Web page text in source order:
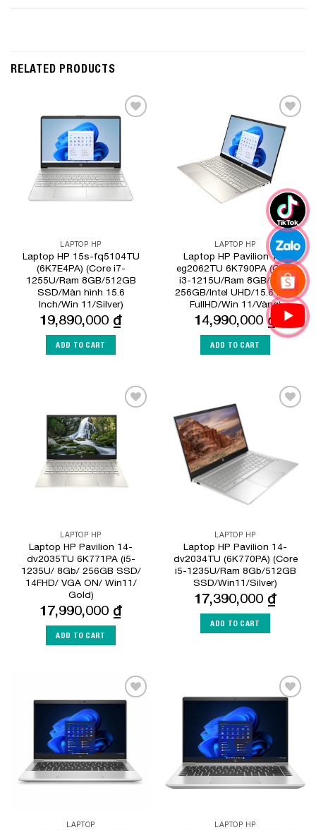
RELATED PRODUCTS
LAPTOP HP
Laptop HP 15s-fq5104TU
(6K7E4PA) (Core i7-
1255U/Ram 8GB/512GB
SSD/Màn hình 15.6
Inch/Win 11/Silver)
19,890,000 ₫
ADD TO CART
Add to
Wishlist
LAPTOP HP
Laptop HP Pavilion 15-
eg2062TU 6K790PA (Core
i3-1215U/Ram 8GB/SSD
256GB/Intel UHD/15.6 inch
FullHD/Win 11/Vàng)
14,990,000₫
ADD TO CART
Add to
Wishlist
LAPTOP HP
Laptop HP Pavilion 14-
dv2035TU 6K771PA (i5-
1235U/ 8Gb/ 256GB SSD/
14FHD/ VGA ON/ Win11/
Gold)
17,990,000 ₫
ADD TO CART
LAPTOP HP
Laptop HP Pavilion 14-
dv2034TU (6K770PA) (Core
i5-1235U/Ram 8Gb/512GB
SSD/Win11/Silver)
17,390,000 ₫
ADD TO CART
LAPTOP LAPTOP HP